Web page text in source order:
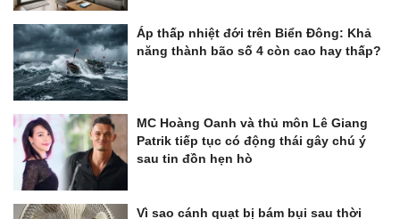
Áp thấp nhiệt đới trên Biển Đông: Khả
năng thành bão số 4 còn cao hay thấp?
MC Hoàng Oanh và thủ môn Lê Giang
Patrik tiếp tục có động thái gây chú ý
sau tin đồn hẹn hò
Vì sao cánh quạt bị bám bụi sau thời